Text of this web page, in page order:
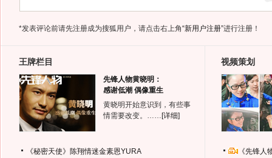
*发表评论前请先注册成为搜狐用户，请点击右上角“新用户注册”进行注册！
王牌栏目
先锋人物黄晓明：
感谢低潮 偶像重生
黄晓明开始意识到，有些事
情需要改变。…… [详细]
《秘密天使》陈翔情迷金素恩YURA
视频策划
《先锋